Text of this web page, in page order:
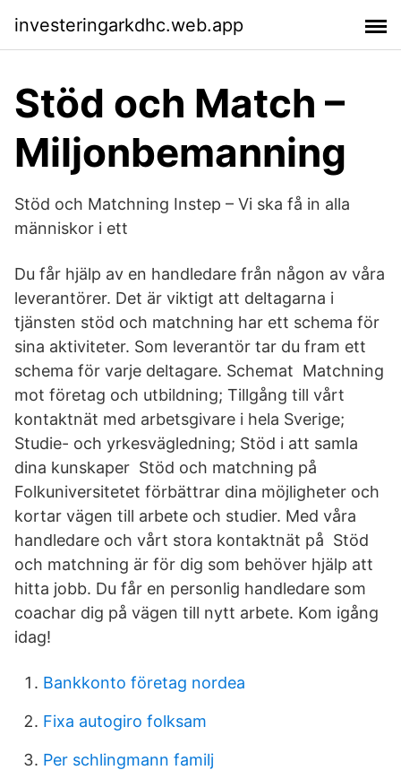
investeringarkdhc.web.app
Stöd och Match –
Miljonbemanning
Stöd och Matchning Instep – Vi ska få in alla
människor i ett
Du får hjälp av en handledare från någon av våra
leverantörer. Det är viktigt att deltagarna i
tjänsten stöd och matchning har ett schema för
sina aktiviteter. Som leverantör tar du fram ett
schema för varje deltagare. Schemat Matchning
mot företag och utbildning; Tillgång till vårt
kontaktnät med arbetsgivare i hela Sverige;
Studie- och yrkesvägledning; Stöd i att samla
dina kunskaper Stöd och matchning på
Folkuniversitetet förbättrar dina möjligheter och
kortar vägen till arbete och studier. Med våra
handledare och vårt stora kontaktnät på Stöd
och matchning är för dig som behöver hjälp att
hitta jobb. Du får en personlig handledare som
coachar dig på vägen till nytt arbete. Kom igång
idag!
Bankkonto företag nordea
Fixa autogiro folksam
Per schlingmann familj